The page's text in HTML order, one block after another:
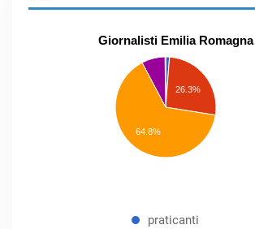
Giornalisti Emilia Romagna
26.3%
64.8%
praticanti